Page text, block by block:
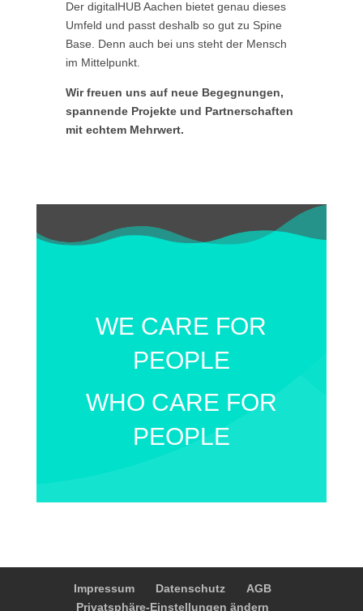
Der digitalHUB Aachen bietet genau dieses
Umfeld und passt deshalb so gut zu Spine
Base. Denn auch bei uns steht der Mensch
im Mittelpunkt.
Wir freuen uns auf neue Begegnungen,
spannende Projekte und Partnerschaften
mit echtem Mehrwert.
WE CARE FOR
PEOPLE
WHO CARE FOR
PEOPLE
Impressum Datenschutz
AGB
Privatsphäre-Einstellungen ändern